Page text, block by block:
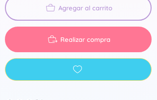
Agregar al carrito
Realizar compra